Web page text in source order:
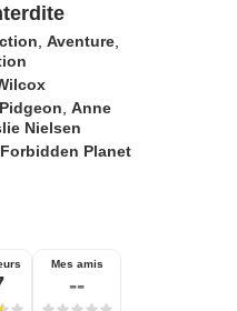
,Aventure
,Anne
Nielsen
Forbidden Planet
Mes amis
--